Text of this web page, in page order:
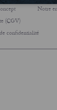
Notre
(CGV)
confidentialité